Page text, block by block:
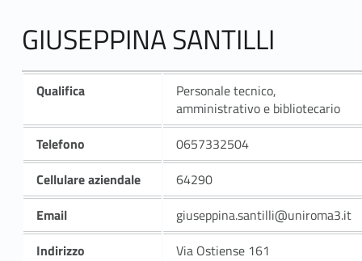
GIUSEPPINA SANTILLI
Qualifica
Personale tecnico,
amministrativo e bibliotecario
Telefono
0657332504
Cellulare aziendale
64290
Email
giuseppina.santilli@uniroma3.it
Indirizzo
Via Ostiense 161